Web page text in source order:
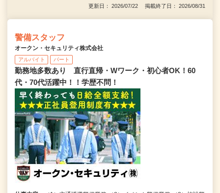
更新日： 2026/07/22 掲載終了日： 2026/08/31
警備スタッフ
オークン・セキュリティ株式会社
アルバイト パート
勤務地多数あり 直行直帰・Wワーク・初心者OK！60
代・70代活躍中！！学歴不問！